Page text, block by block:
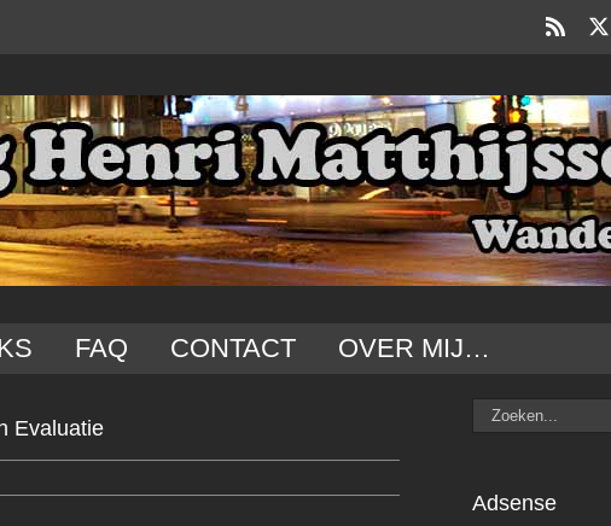
Rss
FAQ CONTACT OVER MIJ…
Evaluatie
Zoeken
naar:
Adsense